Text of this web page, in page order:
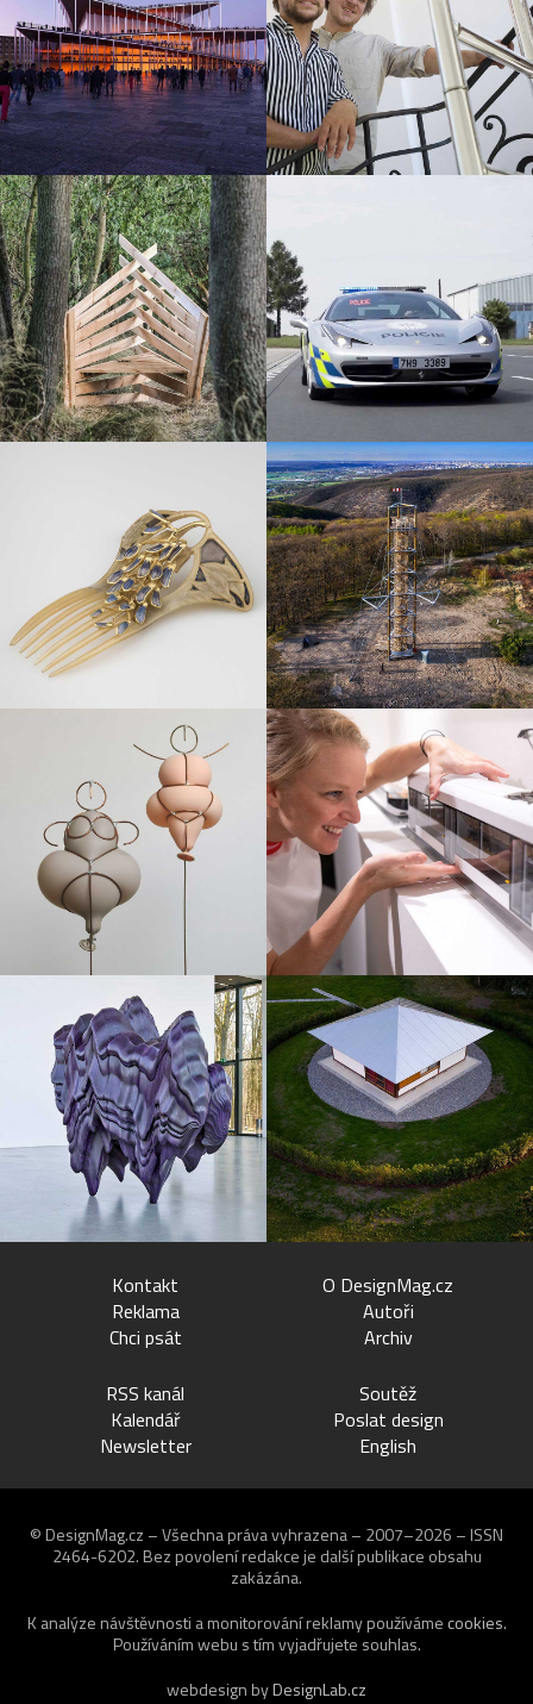
Kontakt
Reklama
Chci psát
O DesignMag.cz
Autoři
Archiv
RSS kanál
Kalendář
Newsletter
Soutěž
Poslat design
English
© DesignMag.cz – Všechna práva vyhrazena – 2007–2026 – ISSN
2464-6202. Bez povolení redakce je další publikace obsahu
zakázána.
K analýze návštěvnosti a monitorování reklamy používáme cookies.
Používáním webu s tím vyjadřujete souhlas.
webdesign byDesignLab.cz